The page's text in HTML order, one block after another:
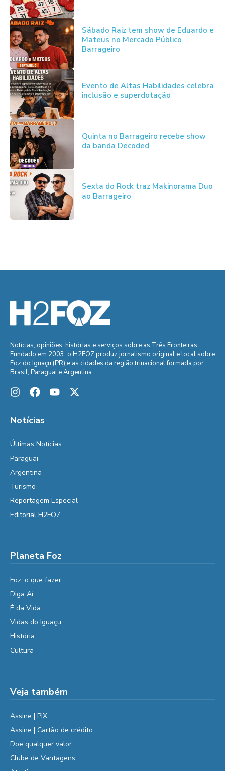
Sábado Raiz tem show de Eduardo e
Mateus no Mercado Público
Barrageiro
Evento de Altas Habilidades celebra
inclusão e superdotação
Quinta no Barrageiro recebe show
da banda Decoded
Sexta do Rock traz Makinorama Duo
ao Barrageiro
Notícias, opiniões, histórias e serviços sobre as Três Fronteiras.
Fundado em 2003, o H2FOZ produz jornalismo original e local sobre
Foz do Iguaçu (PR) e as cidades da região trinacional formada por
Brasil, Paraguai e Argentina.
Notícias
Últimas Notícias
Paraguai
Argentina
Turismo
Reportagem Especial
Editorial H2FOZ
Planeta Foz
Foz, o que fazer
Diga Aí
É da Vida
Vidas do Iguaçu
História
Cultura
Veja também
Assine | PIX
Assine | Cartão de crédito
Doe qualquer valor
Clube de Vantagens